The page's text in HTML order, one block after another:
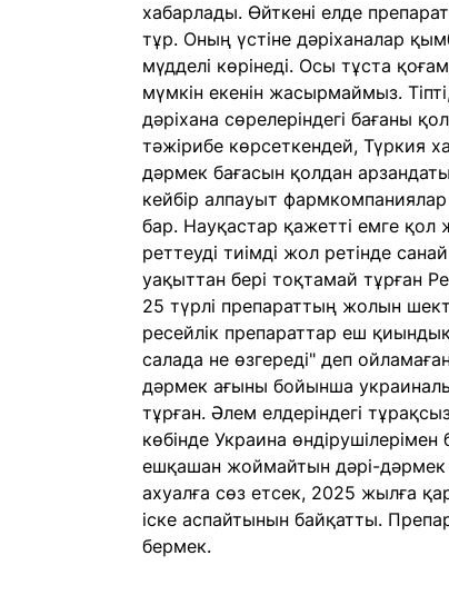
хабарлады. Өйткені елде
тұр. Оның үстіне дәріханалар
мүдделі көрінеді. Осы тұста
мүмкін екенін жасырмаймыз.
дәріхана сөрелеріндегі бағаны
тәжірибе көрсеткендей, Түркия
дәрмек бағасын қолдан
кейбір алпауыт фармкомпаниялар
бар. Науқастар қажетті емге қол
реттеуді тиімді жол ретінде
уақыттан бері тоқтамай тұрған
25 түрлі препараттың жолын
ресейлік препараттар еш
салада не өзгереді" деп
дәрмек ағыны бойынша
тұрған. Әлем елдеріндегі
көбінде Украина
ешқашан жоймайтын дәрі-дәрмек
ахуалға сөз етсек, 2025 жылға
іске аспайтынын байқатты.
бермек.